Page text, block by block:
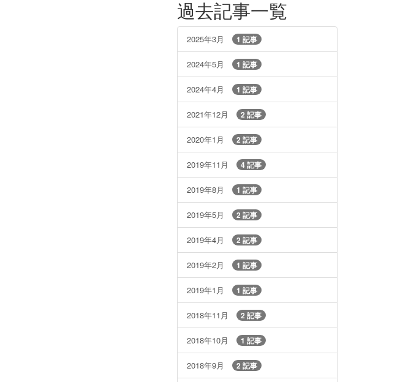
過去記事一覧
2025年3月 1 記事
2024年5月 1 記事
2024年4月 1 記事
2021年12月 2 記事
2020年1月 2 記事
2019年11月 4 記事
2019年8月 1 記事
2019年5月 2 記事
2019年4月 2 記事
2019年2月 1 記事
2019年1月 1 記事
2018年11月 2 記事
2018年10月 1 記事
2018年9月 2 記事